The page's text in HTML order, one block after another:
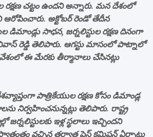
రక్షణ చట్టం ఉందని అన్నారు. మన దేశంలో
అక్టోబర్ రెండో తేదీన
డిమాండ్లు సాధన, జర్నలిస్టుల రక్షణ దినంగా
రెడ్డి తెలిపారు. ఆగస్టు మాసంలో పాట్నాలో
ఈ మేరకు తీర్మానాలు చేసినట్లు
పాత్రికేయుల రక్షణ కోసం డిమాండ్ల
నిర్వహించనున్నట్లు తెలిపారు. రాష్ట్ర
జర్నలిస్టులకు ఇళ్ల స్థలాలు ఇచ్చిందని
వచ్చిన తర్వాత ప్రెస్ కమిషన్ ఏర్పాటు